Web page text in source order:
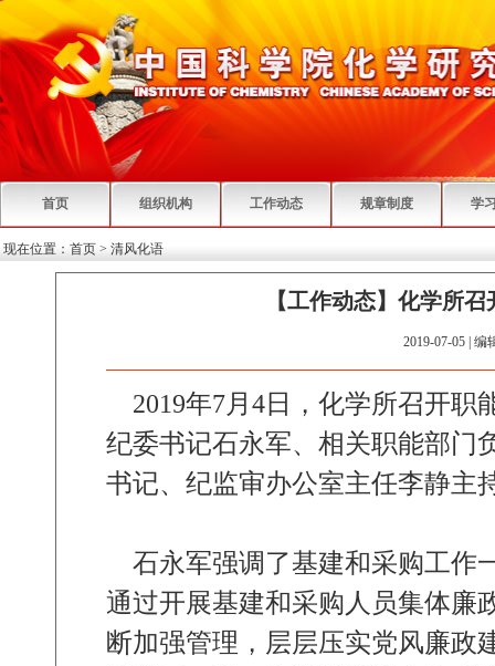
首页 组织机构 工作动态 规章制度 学
现在位置： 首页 > 清风化语
【工作动态】化学所
2019-07-05 | 编
2019年7月4日，化学所召开职
纪委书记石永军、相关职能部门
书记、纪监审办公室主任李静主
石永军强调了基建和采购工作
通过开展基建和采购人员集体廉
断加强管理，层层压实党风廉政